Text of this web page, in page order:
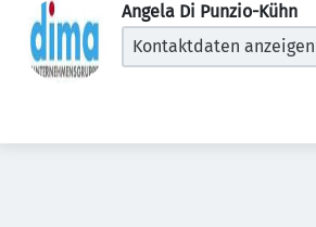
Angela Di Punzio-Kühn
Kontaktdaten anzeigen